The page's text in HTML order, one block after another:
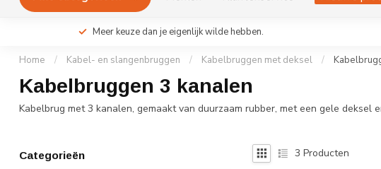
Meer keuze dan je eigenlijk wilde hebben.
Home / Kabel- en slangenbruggen / Kabelbruggen met deksel /
Kabelbruggen 3 kanalen
Kabelbrug met 3 kanalen, gemaakt van duurzaam rubber, met een gele
Categorieën 3 Producten